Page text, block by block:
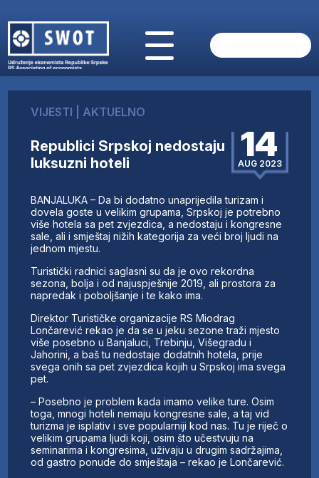
O NAMA
AKTUELNO
ANALIZE
FINANSIJE
IZ STRANIH MEDIJA
AKTIVNOSTI
SWOT INTERVJU
UČLANI SE
KONTAKT
VIJESTI AKTUELNO
Republici Srpskoj nedostaju
luksuzni hoteli
14
AUG 2023
BANJALUKA – Da bi dodatno unaprijedila turizam i
dovela goste u velikim grupama, Srpskoj je potrebno
više hotela sa pet zvjezdica, a nedostaju i kongresne
sale, ali i smještaj nižih kategorija za veći broj ljudi na
jednom mjestu.
Turistički radnici saglasni su da je ovo rekordna
sezona, bolja i od najuspješnije 2019, ali prostora za
napredak i poboljšanje i te kako ima.
Direktor Turističke organizacije RS Miodrag
Lončarević rekao je da se u jeku sezone traži mjesto
više posebno u Banjaluci, Trebinju, Višegradu i
Jahorini, a baš tu nedostaje dodatnih hotela, prije
svega onih sa pet zvjezdica kojih u Srpskoj ima svega
pet.
– Posebno je problem kada imamo velike ture. Osim
toga, mnogi hoteli nemaju kongresne sale, a taj vid
turizma je isplativ i sve popularniji kod nas. Tu je riječ o
velikim grupama ljudi koji, osim što učestvuju na
seminarima i kongresima, uživaju u drugim sadržajima,
od gastro ponude do smještaja – rekao je Lončarević.